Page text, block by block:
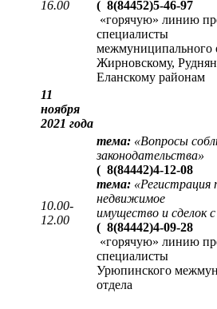
16.00
( 8(84452)5-46-97
«горячую» линию
специалисты
межмуниципального
Жирновскому,
Еланскому районам
11
ноября
2021 года
10.00-
12.00
тема: «Вопросы
законодательства»
( 8(84442)4-12-08
тема: «Регистрация
недвижимое
имущество и сделок
( 8(84442)4-09-28
«горячую» линию
специалисты
Урюпинского
отдела